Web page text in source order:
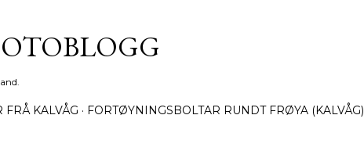
KALVÅG FORTØYNINGSBOLTAR RUNDT FRØYA (KALVÅG)